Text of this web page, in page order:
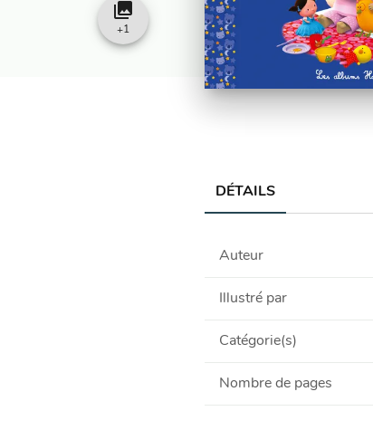
collections
+1
DÉTAILS
Auteur
Illustré par
Catégorie(s)
Nombre de pages